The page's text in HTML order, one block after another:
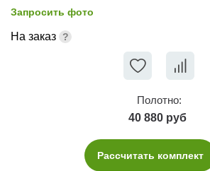
Запросить фото
На заказ
Полотно:
40 880 руб
Рассчитать комплект